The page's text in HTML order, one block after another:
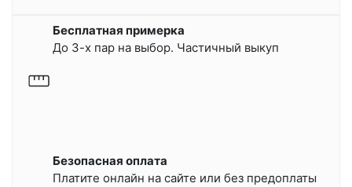
Бесплатная примерка
До 3-х пар на выбор. Частичный выкуп
Безопасная оплата
Платите онлайн на сайте или без предоплаты